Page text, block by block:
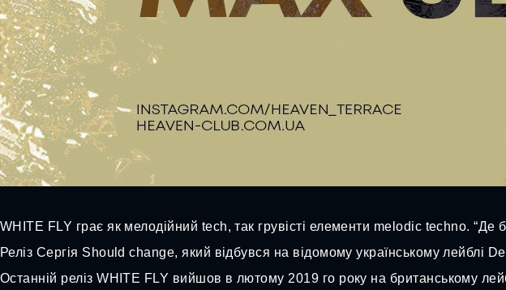
WHITE FLY грає як мелодійний tech, так грувісті елементи melodic techno.
Реліз Сергія Should change, який відбувся на відомому українському лейблі
Останній реліз WHITE FLY вийшов в лютому 2019 го року на британському